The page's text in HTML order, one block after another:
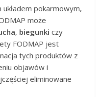
pokarmowym,
może
, biegunki czy
FODMAP jest
tych produktów z
objawów i
eliminowane